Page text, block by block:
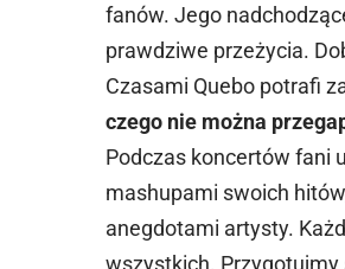
fanów. Jego
prawdziwe przeżycia.
Czasami Quebo potrafi
czego nie można
Podczas koncertów fani
mashupami swoich
anegdotami artysty.
wszystkich. Przygotujmy